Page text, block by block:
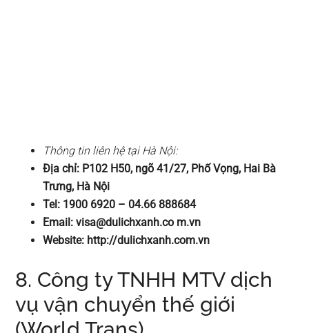
Thông tin liên hệ tại Hà Nội:
Địa chỉ: P102 H50, ngõ 41/27, Phố Vọng, Hai Bà
Trưng, Hà Nội
Tel: 1900 6920 – 04.66 888684
Email:visa@dulichxanh.co m.vn
Website: http://dulichxanh.com.vn
8. Công ty TNHH MTV dịch
vụ vận chuyển thế giới